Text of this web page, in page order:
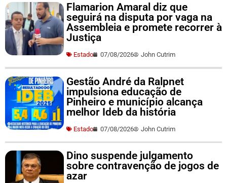
Flamarion Amaral diz que
seguirá na disputa por vaga na
Assembleia e promete recorrer à
Justiça
Estado 07/08/2026 John Cutrim
Gestão André da Ralpnet
impulsiona educação de
Pinheiro e município alcança
melhor Ideb da história
Estado 07/08/2026 John Cutrim
Dino suspende julgamento
sobre contravenção de jogos de
azar